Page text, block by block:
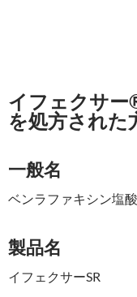
イフェクサー
を処方された
一般名
ベンラファキシン塩
製品名
イフェクサーSR